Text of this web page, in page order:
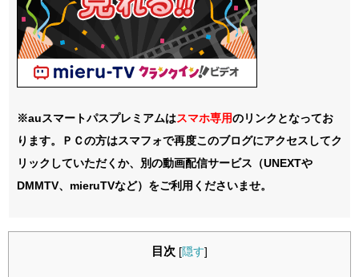
※auスマートパスプレミアムはスマホ専用のリンクとなってお
ります。ＰＣの方はスマフォで再度このブログにアクセスしてク
リックしていただくか、別の動画配信サービス（UNEXTや
DMMTV、mieruTVなど）をご利用くださいませ。
目次 [隠す]